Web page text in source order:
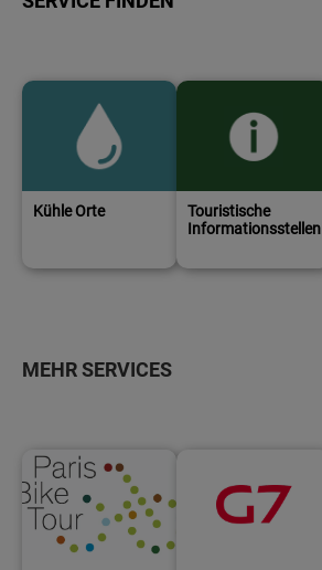
Kühle Orte
Touristische
Informationsstellen
MEHR SERVICES